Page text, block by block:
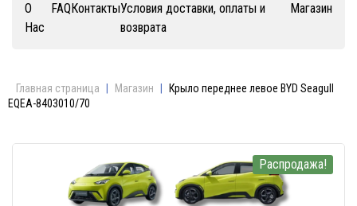
О
Нас
FAQКонтактыУсловия доставки, оплаты и
возврата
Магазин
Главная страница Магазин
Крыло переднее левое BYD Seagull
EQEA-8403010/70
Распродажа!